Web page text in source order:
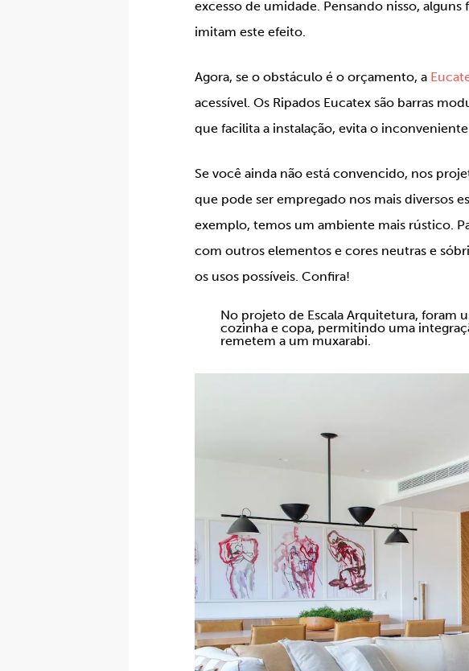
excesso de umidade. Pensando nisso,
imitam este efeito.
Agora, se o obstáculo é o orçamento, a
acessível. Os Ripados Eucatex são barras
que facilita a instalação, evita o
Se você ainda não está convencido, nos
que pode ser empregado nos mais diversos
exemplo, temos um ambiente mais rústico.
com outros elementos e cores neutras e
os usos possíveis. Confira!
No projeto de Escala Arquitetura, foram
cozinha e copa, permitindo uma
remetem a um muxarabi.